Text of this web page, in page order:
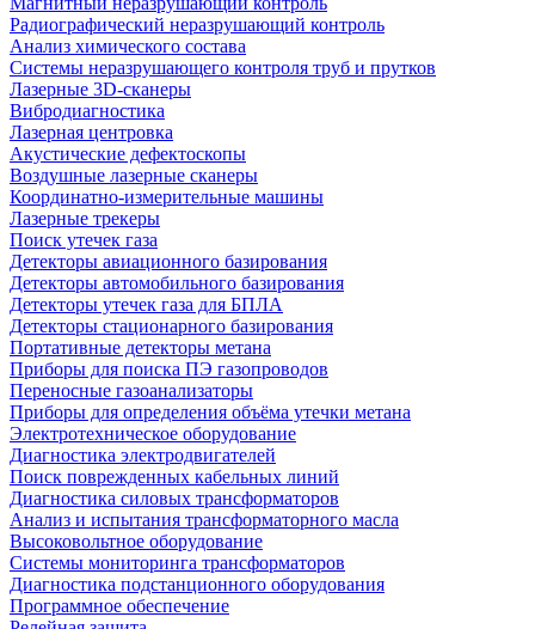
Радиографический неразрушающий контроль
Анализ химического состава
Системы неразрушающего контроля труб и прутков
Лазерные 3D-сканеры
Вибродиагностика
Лазерная центровка
Акустические дефектоскопы
Воздушные лазерные сканеры
Координатно-измерительные машины
Лазерные трекеры
Поиск утечек газа
Детекторы авиационного базирования
Детекторы автомобильного базирования
Детекторы утечек газа для БПЛА
Детекторы стационарного базирования
Портативные детекторы метана
Приборы для поиска ПЭ газопроводов
Переносные газоанализаторы
Приборы для определения объёма утечки метана
Электротехническое оборудование
Диагностика электродвигателей
Поиск поврежденных кабельных линий
Диагностика силовых трансформаторов
Анализ и испытания трансформаторного масла
Высоковольтное оборудование
Системы мониторинга трансформаторов
Диагностика подстанционного оборудования
Программное обеспечение